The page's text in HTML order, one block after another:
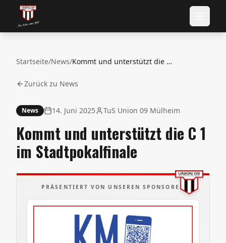
Startseite/News/ Kommt und unterstützt die C 1 im Stadtpokalfinale
Zurück zu News
News 14. Juni 2025 TuS Union 09 Mülheim
Kommt und unterstützt die C 1
im Stadtpokalfinale
PRÄSENTIERT VON UNSEREN SPONSOREN